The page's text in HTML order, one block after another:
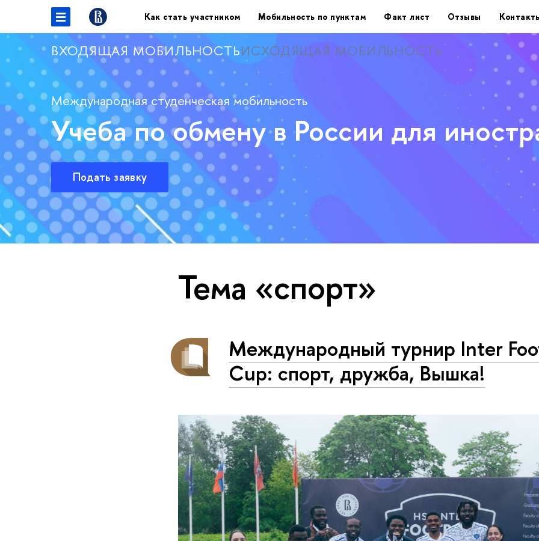
Как стать участником Мобильность по пунктам Факт лист Отзывы
ВХОДЯЩАЯ МОБИЛЬНОСТЬИСХОДЯЩАЯ МОБИЛЬНОСТЬ
Международная студенческая мобильность
Учеба по обмену в России для
Подать заявку
Тема «спорт»
Международный турнир Inter
Cup: спорт, дружба, Вышка!